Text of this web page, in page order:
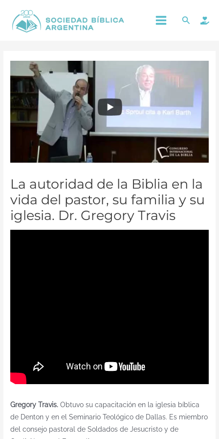
contenido
Menu
Buscar
La autoridad de la Biblia en la
vida del pastor, su familia y su
iglesia. Dr. Gregory Travis
Gregory Travis. Obtuvo su capacitación en la iglesia bíblica
de Denton y en el Seminario Teológico de Dallas. Es miembro
del consejo pastoral de Soldados de Jesucristo y de